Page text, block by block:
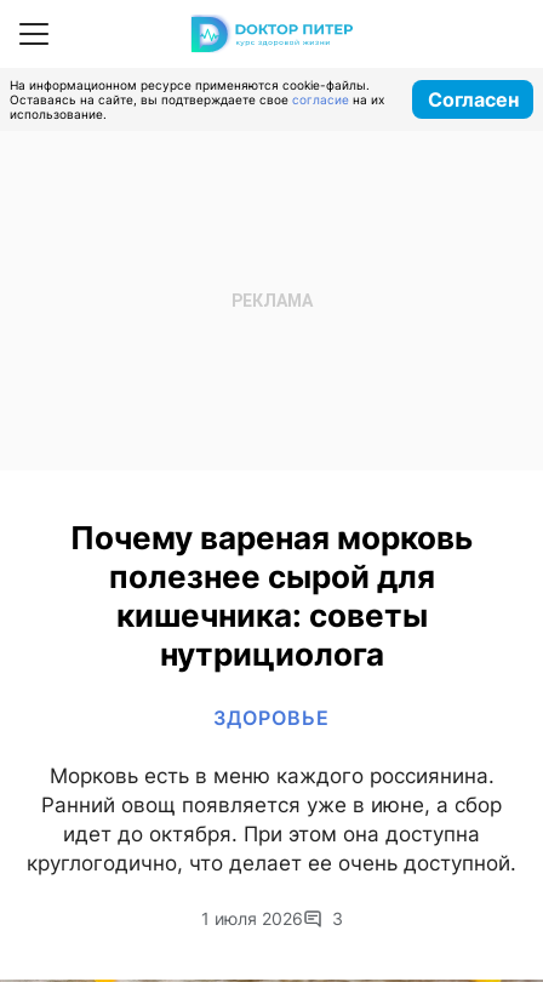
На информационном ресурсе применяются cookie-файлы.
Оставаясь на сайте, вы подтверждаете свое согласие на их
использование.
Согласен
Почему вареная морковь
полезнее сырой для
кишечника: советы
нутрициолога
ЗДОРОВЬЕ
Морковь есть в меню каждого россиянина.
Ранний овощ появляется уже в июне, а сбор
идет до октября. При этом она доступна
круглогодично, что делает ее очень доступной.
1 июля 2026 3